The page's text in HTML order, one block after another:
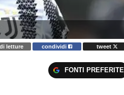
letture condividi tweet
FONTI PREFERITE